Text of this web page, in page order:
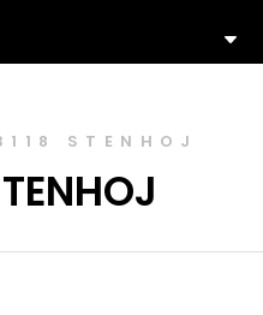
STENHOJ